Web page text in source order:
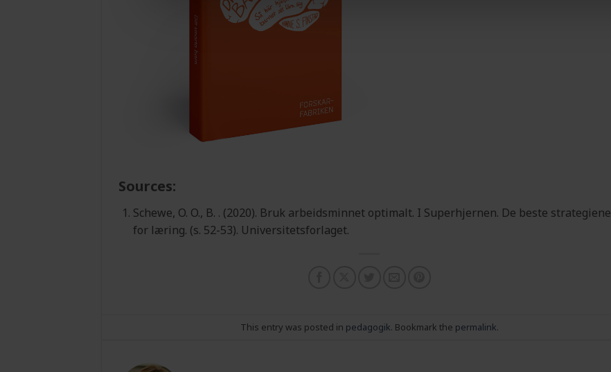
Sources:
Schewe, O. O., B. . (2020). Bruk arbeidsminnet optimalt. I Superhjernen. De beste strategiene
for læring. (s. 52-53). Universitetsforlaget.
This entry was posted in pedagogik. Bookmark the permalink.